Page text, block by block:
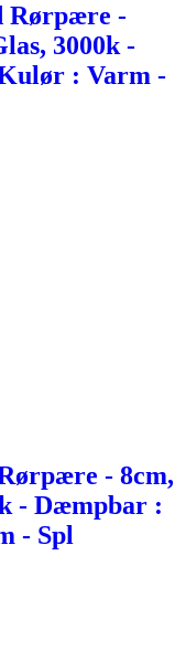
Rørpære -
3000k -
: Varm -
- 8cm,
- Dæmpbar :
- Spl